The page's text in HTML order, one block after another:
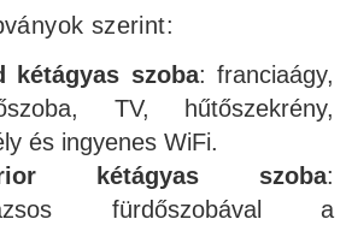
szerint:
kétágyas szoba: franciaágy,
TV, hűtőszekrény,
és ingyenes WiFi.
kétágyas szoba:
fürdőszobával a